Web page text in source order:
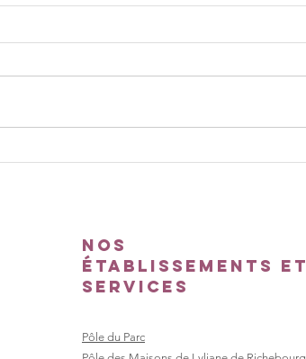
Les résidents
inoubliable
sur le circuit
Beltoise
Nos
établissements et
services
Pôle du Parc